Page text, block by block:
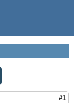
#1